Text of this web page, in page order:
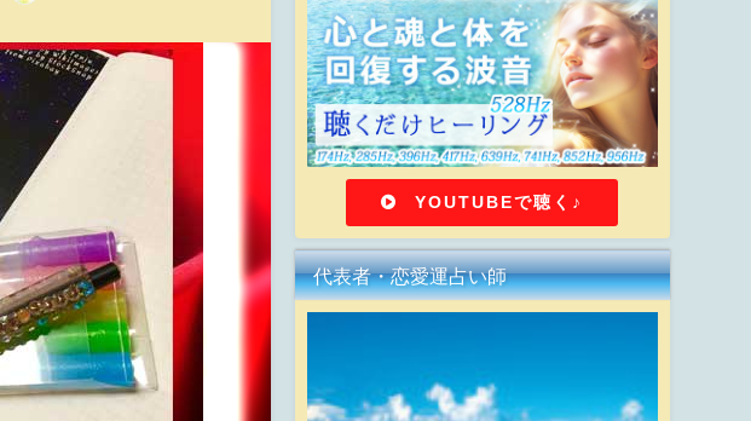
YOUTUBEで聴く♪
代表者・恋愛運占い師